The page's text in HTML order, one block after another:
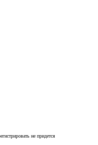
не придется